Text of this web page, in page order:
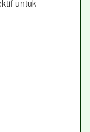
untuk